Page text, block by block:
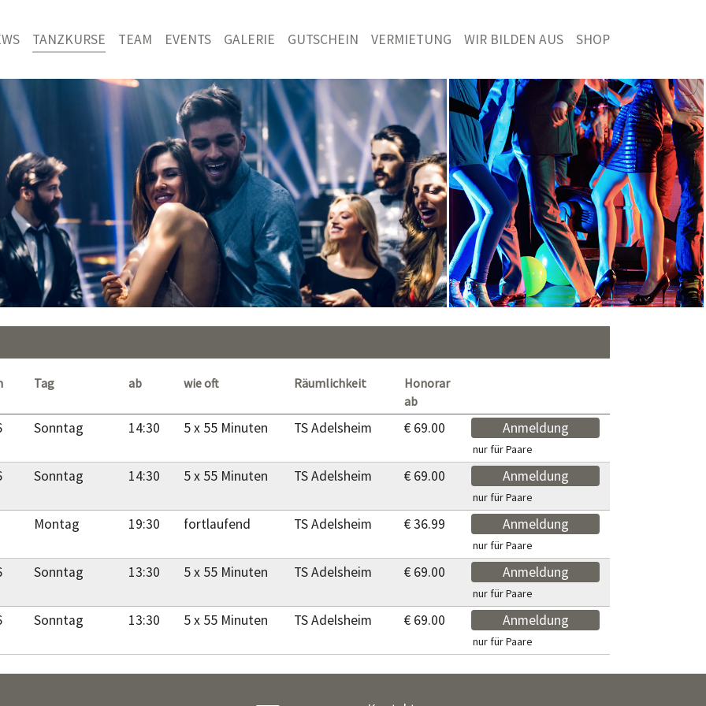
TANZKURSE TEAM EVENTS GALERIE GUTSCHEIN VERMIETUNG WIR BILDEN AUS SHOP
Tag ab wie oft Räumlichkeit
Honorar
ab
Sonntag 14:30 5 x 55 Minuten TS Adelsheim € 69.00 Anmeldung
nur für Paare
Sonntag 14:30 5 x 55 Minuten TS Adelsheim € 69.00 Anmeldung
nur für Paare
Montag 19:30 fortlaufend TS Adelsheim € 36.99 Anmeldung
nur für Paare
Sonntag 13:30 5 x 55 Minuten TS Adelsheim € 69.00 Anmeldung
nur für Paare
Sonntag 13:30 5 x 55 Minuten TS Adelsheim € 69.00 Anmeldung
nur für Paare